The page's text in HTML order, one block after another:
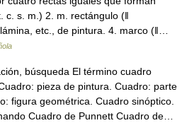
c. s. m.) 2. m. rectángulo (ǁ
etc., de pintura. 4. marco (ǁ…
búsqueda El término cuadro
pieza de pintura. Cuadro: parte
figura geométrica. Cuadro sinóptico.
Cuadro de Punnett Cuadro de…